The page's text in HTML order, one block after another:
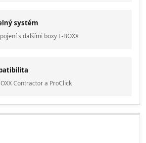
systém
s dalšími boxy L-BOXX
Contractor a ProClick